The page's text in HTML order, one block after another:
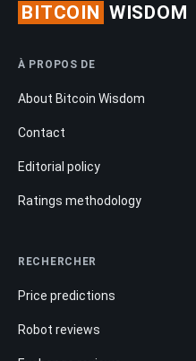
BITCOIN WISDOM
À PROPOS DE
About Bitcoin Wisdom
Contact
Editorial policy
Ratings methodology
RECHERCHER
Price predictions
Robot reviews